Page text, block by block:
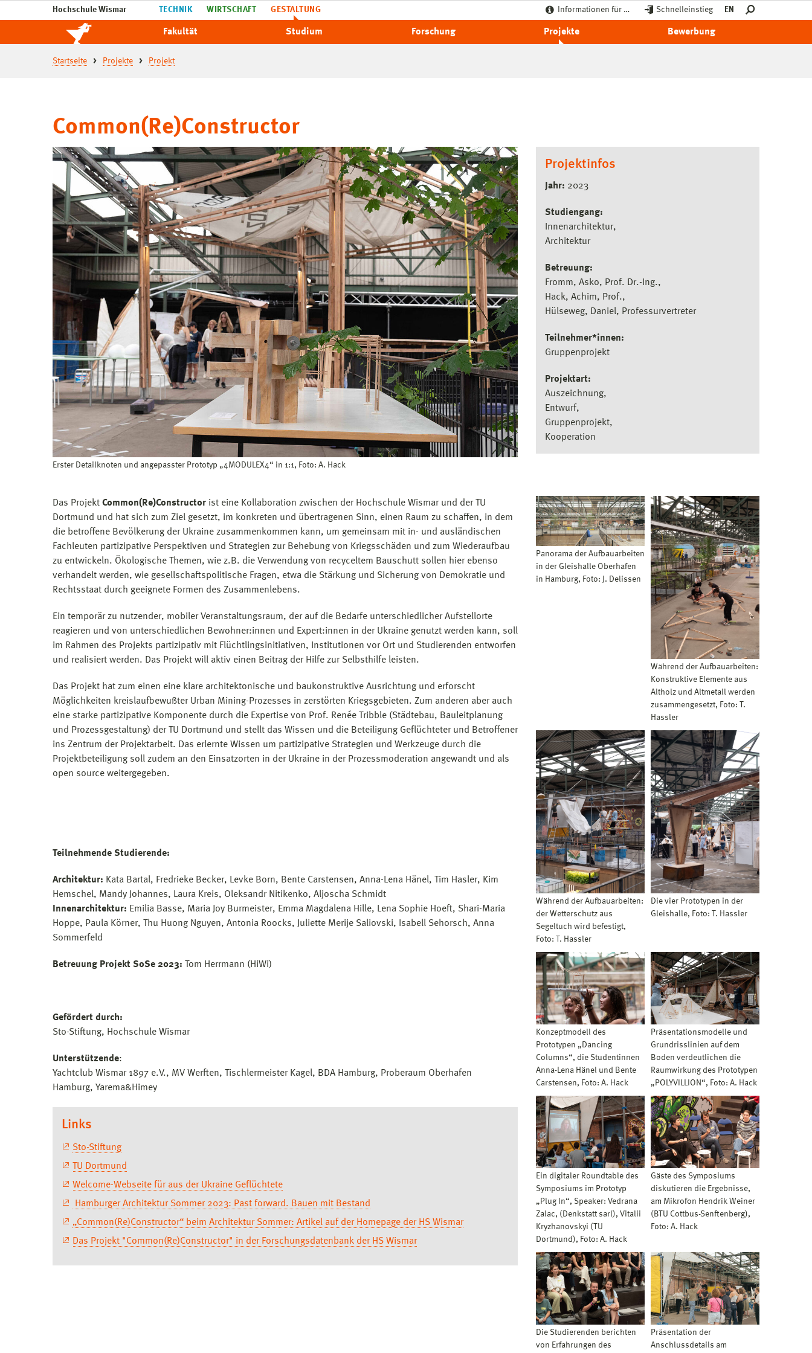
Hochschule Wismar TECHNIK WIRTSCHAFT GESTALTUNG Informationen für … Schnelleinstieg EN
Fakultät Studium Forschung Projekte Bewerbung
Startseite Projekte Projekt
Common(Re)Constructor
Erster Detailknoten und angepasster Prototyp „4MODULEX4“ in 1:1, Foto: A. Hack
Projektinfos
Jahr: 2023
Studiengang:
Innenarchitektur
Architektur
Betreuung:
Fromm, Asko, Prof. Dr.-Ing.
Hack, Achim, Prof.
Hülseweg, Daniel, Professurvertreter
Teilnehmer*innen:
Gruppenprojekt
Projektart:
Auszeichnung
Entwurf
Gruppenprojekt
Kooperation
Das Projekt Common(Re)Constructor ist eine Kollaboration zwischen der Hochschule Wismar und der TU
Dortmund und hat sich zum Ziel gesetzt, im konkreten und übertragenen Sinn, einen Raum zu schaffen, in dem
die betroffene Bevölkerung der Ukraine zusammenkommen kann, um gemeinsam mit in- und ausländischen
Fachleuten partizipative Perspektiven und Strategien zur Behebung von Kriegsschäden und zum Wiederaufbau
zu entwickeln. Ökologische Themen, wie z.B. die Verwendung von recyceltem Bauschutt sollen hier ebenso
verhandelt werden, wie gesellschaftspolitische Fragen, etwa die Stärkung und Sicherung von Demokratie und
Rechtsstaat durch geeignete Formen des Zusammenlebens.
Ein temporär zu nutzender, mobiler Veranstaltungsraum, der auf die Bedarfe unterschiedlicher Aufstellorte
reagieren und von unterschiedlichen Bewohner:innen und Expert:innen in der Ukraine genutzt werden kann, soll
im Rahmen des Projekts partizipativ mit Flüchtlingsinitiativen, Institutionen vor Ort und Studierenden entworfen
und realisiert werden. Das Projekt will aktiv einen Beitrag der Hilfe zur Selbsthilfe leisten.
Das Projekt hat zum einen eine klare architektonische und baukonstruktive Ausrichtung und erforscht
Möglichkeiten kreislaufbewußter Urban Mining-Prozesses in zerstörten Kriegsgebieten. Zum anderen aber auch
eine starke partizipative Komponente durch die Expertise von Prof. Renée Tribble (Städtebau, Bauleitplanung
und Prozessgestaltung) der TU Dortmund und stellt das Wissen und die Beteiligung Geflüchteter und Betroffener
ins Zentrum der Projektarbeit. Das erlernte Wissen um partizipative Strategien und Werkzeuge durch die
Projektbeteiligung soll zudem an den Einsatzorten in der Ukraine in der Prozessmoderation angewandt und als
open source weitergegeben.
Teilnehmende Studierende:
Architektur: Kata Bartal, Fredrieke Becker, Levke Born, Bente Carstensen, Anna-Lena Hänel, Tim Hasler, Kim
Hemschel, Mandy Johannes, Laura Kreis, Oleksandr Nitikenko, Aljoscha Schmidt
Innenarchitektur: Emilia Basse, Maria Joy Burmeister, Emma Magdalena Hille, Lena Sophie Hoeft, Shari-Maria
Hoppe, Paula Körner, Thu Huong Nguyen, Antonia Roocks, Juliette Merije Saliovski, Isabell Sehorsch, Anna
Sommerfeld
Betreuung Projekt SoSe 2023: Tom Herrmann (HiWi)
Gefördert durch:
Sto-Stiftung, Hochschule Wismar
Unterstützende:
Yachtclub Wismar 1897 e.V., MV Werften, Tischlermeister Kagel, BDA Hamburg, Proberaum Oberhafen
Hamburg, Yarema&Himey
Links
Sto-Stiftung
TU Dortmund
Welcome-Webseite für aus der Ukraine Geflüchtete
Hamburger Architektur Sommer 2023: Past forward. Bauen mit Bestand
„Common(Re)Constructor“ beim Architektur Sommer: Artikel auf der Homepage der HS Wismar
Das Projekt "Common(Re)Constructor" in der Forschungsdatenbank der HS Wismar
Panorama der Aufbauarbeiten
in der Gleishalle Oberhafen
in Hamburg, Foto: J. Delissen
Während der Aufbauarbeiten:
Konstruktive Elemente aus
Altholz und Altmetall werden
zusammengesetzt, Foto: T.
Hassler
Während der Aufbauarbeiten:
der Wetterschutz aus
Segeltuch wird befestigt,
Foto: T. Hassler
Die vier Prototypen in der
Gleishalle, Foto: T. Hassler
Konzeptmodell des
Prototypen „Dancing
Columns“, die Studentinnen
Anna-Lena Hänel und Bente
Carstensen, Foto: A. Hack
Präsentationsmodelle und
Grundrisslinien auf dem
Boden verdeutlichen die
Raumwirkung des Prototypen
„POLYVILLION“, Foto: A. Hack
Ein digitaler Roundtable des
Symposiums im Prototyp
„Plug In“, Speaker: Vedrana
Zalac, (Denkstatt sarl), Vitalii
Kryzhanovskyi (TU
Dortmund), Foto: A. Hack
Gäste des Symposiums
diskutieren die Ergebnisse,
am Mikrofon Hendrik Weiner
(BTU Cottbus-Senftenberg),
Foto: A. Hack
Die Studierenden berichten
von Erfahrungen des
Präsentation der
Anschlussdetails am